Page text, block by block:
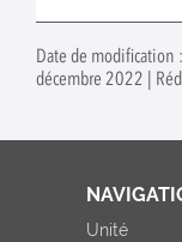
Date de modification
décembre 2022 |
Unité